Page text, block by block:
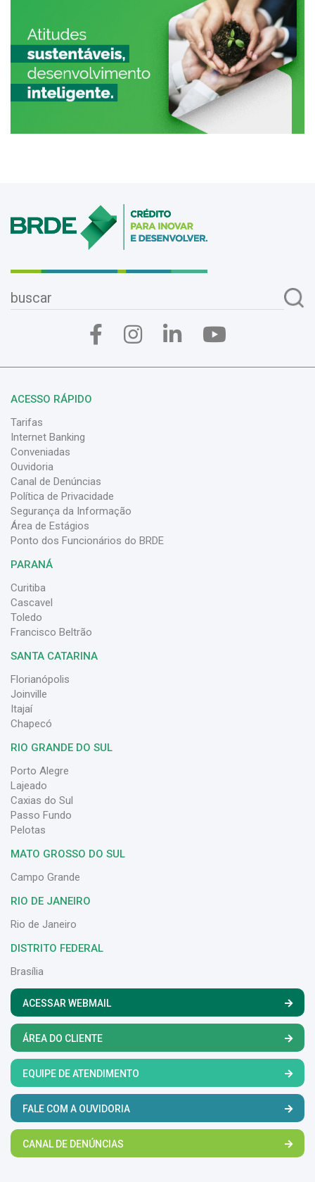
ACESSO RÁPIDO
Tarifas
Internet Banking
Conveniadas
Ouvidoria
Canal de Denúncias
Política de Privacidade
Segurança da Informação
Área de Estágios
Ponto dos Funcionários do BRDE
PARANÁ
Curitiba
Cascavel
Toledo
Francisco Beltrão
SANTA CATARINA
Florianópolis
Joinville
Itajaí
Chapecó
RIO GRANDE DO SUL
Porto Alegre
Lajeado
Caxias do Sul
Passo Fundo
Pelotas
MATO GROSSO DO SUL
Campo Grande
RIO DE JANEIRO
Rio de Janeiro
DISTRITO FEDERAL
Brasília
ACESSAR WEBMAIL
ÁREA DO CLIENTE
EQUIPE DE ATENDIMENTO
FALE COM A OUVIDORIA
CANAL DE DENÚNCIAS